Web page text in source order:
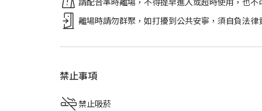
離場時請勿群聚，如打擾到公共安寧，須自負法律
禁止事項
禁止吸菸